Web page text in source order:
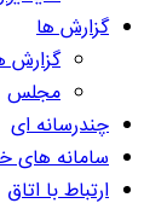
گزارش ها
گزارش
مجلس
چندرسانه ای
سامانه های
ارتباط با اتاق